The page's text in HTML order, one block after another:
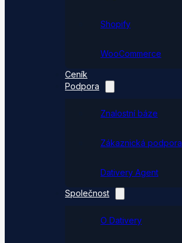
Shopify
WooCommerce
Ceník
Podpora
Znalostní báze
Zákaznická podpora
Dativery Agent
Společnost
O Dativery